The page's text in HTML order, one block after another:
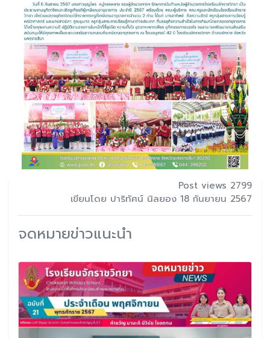
Post views 2799
เขียนโดย ปาริทัศน์ นิลยอง 18 กันยายน 2567
จดหมายข่าวแนะนำ